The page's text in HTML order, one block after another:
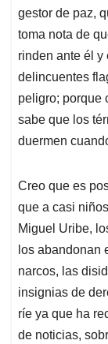
gestor de paz,
toma nota de
rinden ante él y
delincuentes
peligro; porque
sabe que los
duermen
Creo que es
que a casi
Miguel Uribe,
los abandonan
narcos, las
insignias de
ríe ya que ha
de noticias,